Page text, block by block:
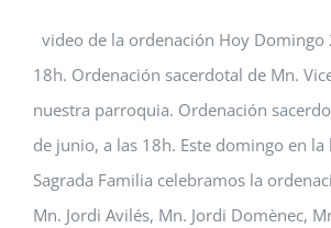
video de la ordenación Hoy Domingo
18h. Ordenación sacerdotal de Mn.
nuestra parroquia. Ordenación
de junio, a las 18h. Este domingo en la
Sagrada Familia celebramos la
Mn. Jordi Avilés, Mn. Jordi Domènec,